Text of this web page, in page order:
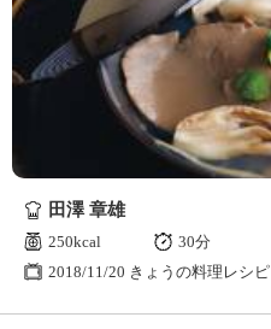
田澤 章雄
250kcal
30分
2018/11/20 きょうの料理レシピ